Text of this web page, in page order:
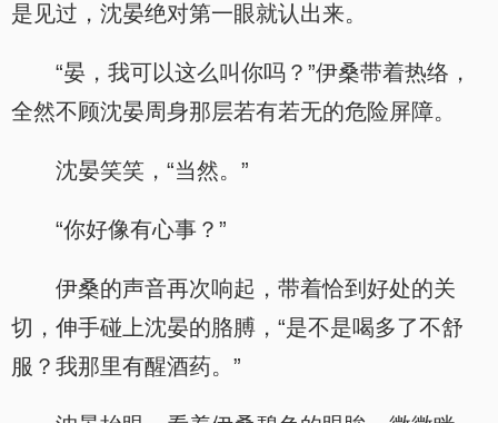
是见过，沈晏绝对第一眼就认出来。
“晏，我可以这么叫你吗？”伊桑带着热络，
全然不顾沈晏周身那层若有若无的危险屏障。
沈晏笑笑，“当然。”
“你好像有心事？”
伊桑的声音再次响起，带着恰到好处的关
切，伸手碰上沈晏的胳膊，“是不是喝多了不舒
服？我那里有醒酒药。”